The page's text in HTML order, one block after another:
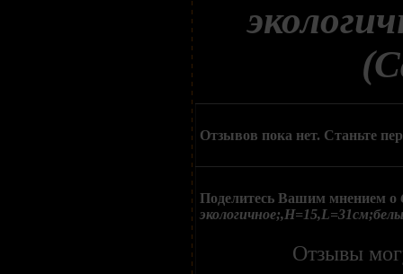
Отзывов пока нет. Станьте
Поделитесь Вашим мнением о
Отзывы